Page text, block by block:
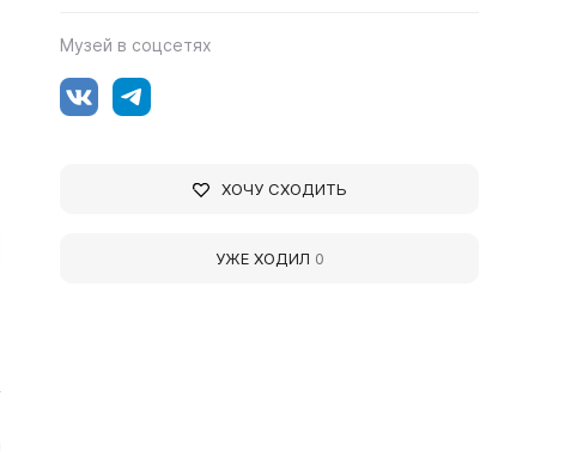
Музей в соцсетях
ХОЧУ СХОДИТЬ
УЖЕ ХОДИЛ 0